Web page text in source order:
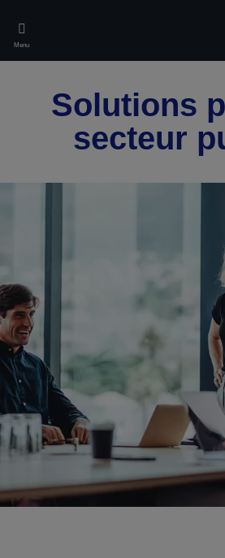
main
content
Menu
Solutions
secteur